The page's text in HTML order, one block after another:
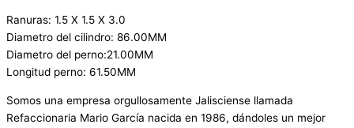
Ranuras: 1.5 X 1.5 X 3.0
Diametro del cilindro: 86.00MM
Diametro del perno:21.00MM
Longitud perno: 61.50MM
Somos una empresa orgullosamente Jalisciense llamada
Refaccionaria Mario García nacida en 1986, dándoles un mejor